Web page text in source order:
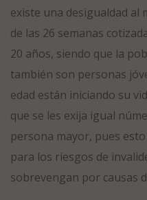
existe una desigualdad al
de las 26 semanas
20 años, siendo que la
también son personas
edad están iniciando su
que se les exija igual
persona mayor, pues
para los riesgos de
sobrevengan por causas